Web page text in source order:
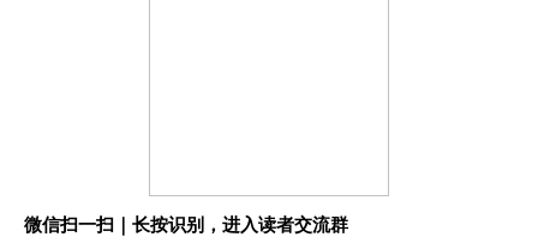
微信扫一扫｜长按识别，进入读者交流群